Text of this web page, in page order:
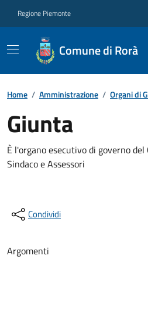
Regione Piemonte
Comune di Rorà
Home / Amministrazione / Organi di
Giunta
È l'organo esecutivo di governo
Sindaco e Assessori
Condividi
Argomenti